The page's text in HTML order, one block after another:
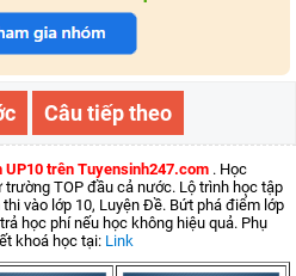
Câu tiếp theo
trên Tuyensinh247.com . Học
TOP đầu cả nước. Lộ trình học tập
vào lớp 10, Luyện Đề. Bứt phá điểm lớp
học phí nếu học không hiệu quả. Phụ
khoá học tại: Link